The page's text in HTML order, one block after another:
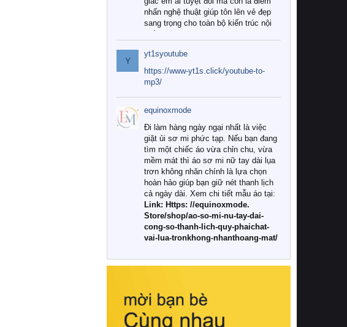
nhấn nghệ thuật giúp tôn lên vẻ đẹp
sang trọng cho toàn bộ kiến trúc nội
Tuy nhiên, giữa thị trường đa dạng
với vô vàn thương hiệu và mẫu mã
như hiện nay, làm thế nào để chọn
được những bộ chăn ga gối đệm cao
cấp thực sự chất lượng, phù hợp với
khí hậu và nhu cầu sử dụng của gia
đình? Hãy cùng chúng tôi đi tìm lời
giải đáp chi tiết qua bài viết dưới đây.
1. Tại sao các gia đình hiện đại lại ưa
chuộng chăn ga gối đệm cao cấp?
Khác với các dòng sản phẩm thông
thường, những bộ chăn ga gối đệm
cao cấp trải qua quy trình sản xuất
nghiêm ngặt từ khâu chọn lọc nguyên
liệu tự nhiên đến công nghệ dệt
nhuộm hiện đại không chứa hóa chất
này, bạn sẽ cảm nhận rõ rệt sự khác
hồi chuẩn xác của phần đệm nâng đỡ
cột sống.
Y
yt1syoutube
https://www-yt1s.click/youtube-to-
mp3/
equinoxmode
Đi làm hàng ngày ngại nhất là việc
giặt ủi sơ mi phức tạp. Nếu bạn đang
tìm một chiếc áo vừa chỉn chu, vừa
mềm mát thì áo sơ mi nữ tay dài lụa
trơn không nhăn chính là lựa chọn
hoàn hảo giúp bạn giữ nét thanh lịch
cả ngày dài. Xem chi tiết mẫu áo tại:
Link: Https: //equinoxmode.
Store/shop/ao-so-mi-nu-tay-dai-
cong-so-thanh-lich-quy-phaichat-
vai-lua-tronkhong-nhanthoang-mat/